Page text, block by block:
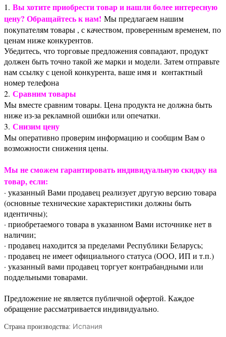
1. Вы хотите приобрести товар и нашли более интересную
цену? Обращайтесь к нам! Мы предлагаем нашим
покупателям товары , с качеством, проверенным временем, по
ценам ниже конкурентов.
Убедитесь, что торговые предложения совпадают, продукт
должен быть точно такой же марки и модели. Затем отправьте
нам ссылку с ценой конкурента, ваше имя и контактный
номер телефона
2. Сравним товары
Мы вместе сравним товары. Цена продукта не должна быть
ниже из-за рекламной ошибки или опечатки.
3. Снизим цену
Мы оперативно проверим информацию и сообщим Вам о
возможности снижения цены.
Мы не сможем гарантировать индивидуальную скидку на
товар, если:
· указанный Вами продавец реализует другую версию товара
(основные технические характеристики должны быть
идентичны);
· приобретаемого товара в указанном Вами источнике нет в
наличии;
· продавец находится за пределами Республики Беларусь;
· продавец не имеет официального статуса (ООО, ИП и т.п.)
· указанный вами продавец торгует контрабандными или
поддельными товарами.
Предложение не является публичной офертой. Каждое
обращение рассматривается индивидуально.
Страна производства: Испания